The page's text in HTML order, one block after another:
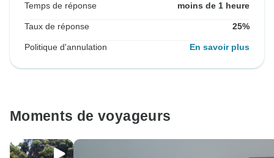
Temps de réponse moins de 1 heure
Taux de réponse 25%
Politique d'annulation En savoir plus
Moments de voyageurs